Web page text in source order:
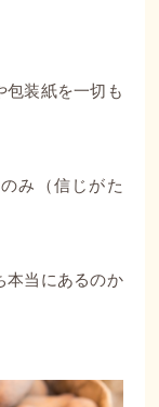
包装紙を一切も
み（信じがた
本当にあるのか